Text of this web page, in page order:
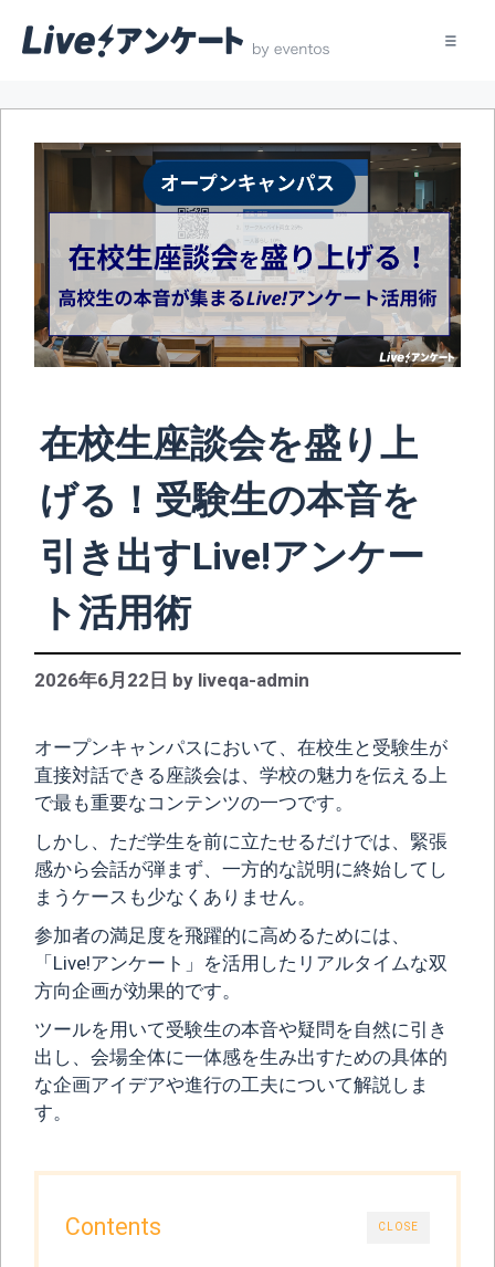
在校生座談会を盛り上
げる！受験生の本音を
引き出すLive!アンケー
ト活用術
2026年6月22日 by liveqa-admin
オープンキャンパスにおいて、在校生と受験生が
直接対話できる座談会は、学校の魅力を伝える上
で最も重要なコンテンツの一つです。
しかし、ただ学生を前に立たせるだけでは、緊張
感から会話が弾まず、一方的な説明に終始してし
まうケースも少なくありません。
参加者の満足度を飛躍的に高めるためには、
「Live!アンケート」を活用したリアルタイムな双
方向企画が効果的です。
ツールを用いて受験生の本音や疑問を自然に引き
出し、会場全体に一体感を生み出すための具体的
な企画アイデアや進行の工夫について解説しま
す。
CLOSE
Contents